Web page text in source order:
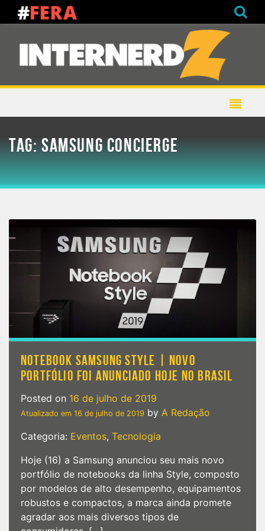
TAG:SAMSUNG CONCIERGE
NOTEBOOK SAMSUNG STYLE | NOVO
PORTFÓLIO FOI ANUNCIADO HOJE NO BRASIL
Posted on 16 de julho de 2019
Atualizado em 16 de julho de 2019 by A Redação
Categoria: Eventos, Tecnologia
Hoje (16) a Samsung anunciou seu mais novo
portfólio de notebooks da linha Style, composto
por modelos de alto desempenho, equipamentos
robustos e compactos, a marca ainda promete
agradar aos mais diversos tipos de